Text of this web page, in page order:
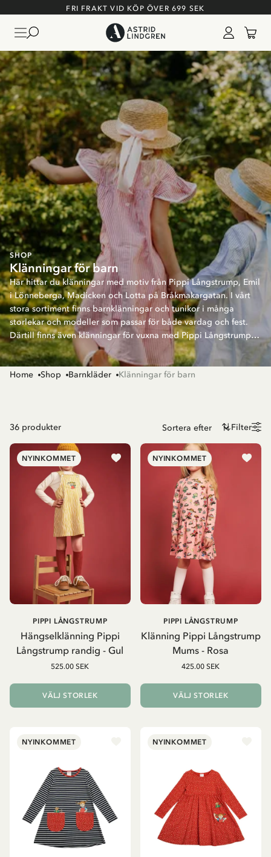
FRI FRAKT VID KÖP ÖVER 699 SEK
SHOP
Klänningar för barn
Här hittar du klänningar med motiv från Pippi Långstrump, Emil
i Lönneberga, Madicken och Lotta på Bråkmakargatan. I vårt
stora sortiment finns barnklänningar och tunikor i många
storlekar och modeller som passar för både vardag och fest.
Därtill finns även klänningar för vuxna med Pippi Långstrump.
Varför inte syskonmatcha eller matcha mor och dotter?
Home Shop Barnkläder Klänningar för barn
36 produkter Filter
NYINKOMMET
Hängselklänning Pippi
Långstrump randig - Gul
PIPPI LÅNGSTRUMP
525.00 SEK
VÄLJ STORLEK
NYINKOMMET
Klänning Pippi Långstrump
Mums - Rosa
PIPPI LÅNGSTRUMP
425.00 SEK
VÄLJ STORLEK
NYINKOMMET NYINKOMMET